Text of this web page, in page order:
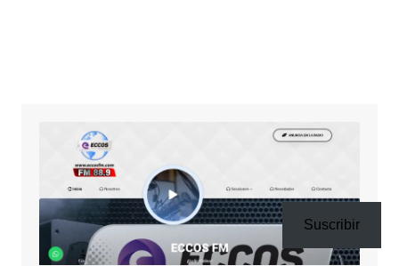
Suscribir